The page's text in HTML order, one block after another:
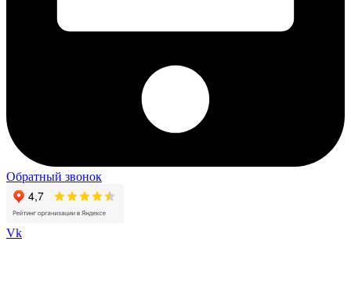
Обратный звонок
Vk